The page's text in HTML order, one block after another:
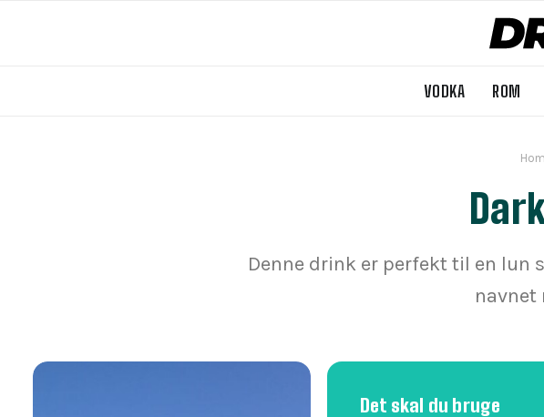
VODKA ROM
Denne drink er perfekt til en lun
navnet
Det skal du bruge